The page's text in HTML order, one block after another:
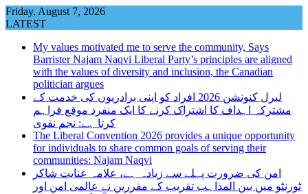
Skip
to
Friday, August 7, 2026
LATEST
My values motivated me to serve the community, Says
Barrister Najam Naqvi Liberal Party’s principles are aligned
with the values of diversity and inclusion, the Canadian
politician argues
لبرل کنونشن 2026 افراد کو اپنی برادریوں کی خدمت کے
مشترکہ اہداف کا اشتراک کرنے کا ایک منفرد موقع فراہم
کرتا ہے: نجم نقوی
The Liberal Convention 2026 provides a unique opportunity
for individuals to share common goals of serving their
communities: Najam Naqvi
امن کی ضرورت پہلے سے زیادہ ہے، علامہ عنایت شاکر
ٹورنٹو میں بین المذاہب تقریب کے مقررین نے عالمی امن اور